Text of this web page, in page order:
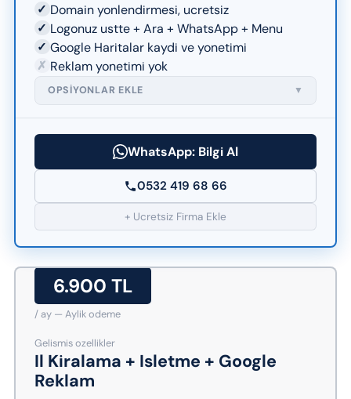
✓ Domain yonlendirmesi, ucretsiz
✓ Logonuz ustte + Ara + WhatsApp + Menu
✓ Google Haritalar kaydi ve yonetimi
✗ Reklam yonetimi yok
OPSIYONLAR EKLE ▼
WhatsApp: Bilgi Al
0532 419 68 66
+ Ucretsiz Firma Ekle
6.900 TL
/ ay — Aylik odeme
Gelismis ozellikler
Il Kiralama + Isletme + Google
Reklam